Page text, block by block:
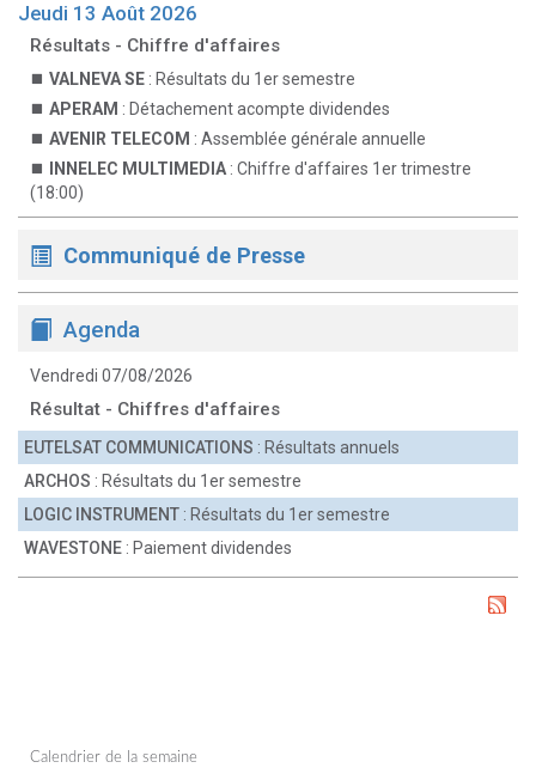
Jeudi 13 Août 2026
Résultats - Chiffre d'affaires
VALNEVA SE : Résultats du 1er semestre
APERAM : Détachement acompte dividendes
AVENIR TELECOM : Assemblée générale annuelle
INNELEC MULTIMEDIA : Chiffre d'affaires 1er trimestre
(18:00)
Communiqué de Presse
Agenda
Vendredi 07/08/2026
Résultat - Chiffres d'affaires
EUTELSAT COMMUNICATIONS : Résultats annuels
ARCHOS : Résultats du 1er semestre
LOGIC INSTRUMENT : Résultats du 1er semestre
WAVESTONE : Paiement dividendes
Calendrier de la semaine